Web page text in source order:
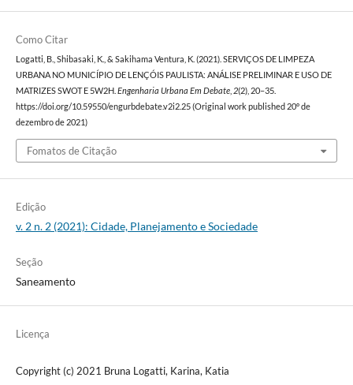
Como Citar
Logatti, B., Shibasaki, K., & Sakihama Ventura, K. (2021). SERVIÇOS DE LIMPEZA
URBANA NO MUNICÍPIO DE LENÇÓIS PAULISTA: ANÁLISE PRELIMINAR E USO DE
MATRIZES SWOT E 5W2H. Engenharia Urbana Em Debate, 2(2), 20–35.
https://doi.org/10.59550/engurbdebate.v2i2.25 (Original work published 20º de
dezembro de 2021)
Fomatos de Citação
Edição
v. 2 n. 2 (2021): Cidade, Planejamento e Sociedade
Seção
Saneamento
Licença
Copyright (c) 2021 Bruna Logatti, Karina, Katia